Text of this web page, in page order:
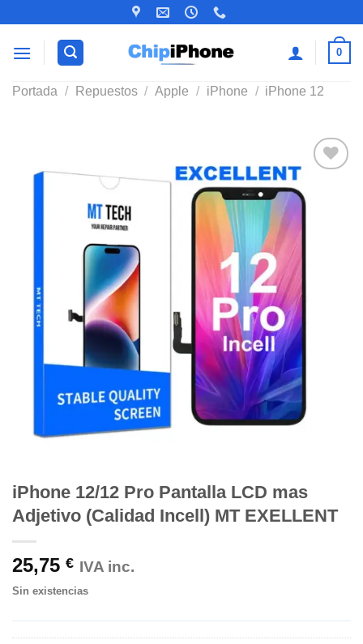
contenido
0
Portada / Repuestos / Apple / iPhone / iPhone 12
iPhone 12/12 Pro Pantalla LCD mas
Adjetivo (Calidad Incell) MT EXELLENT
25,75 € IVA inc.
Sin existencias